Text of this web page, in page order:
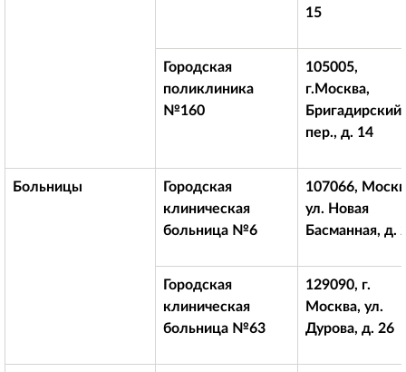
15
Городская
поликлиника
№160
105005,
г.Москва,
Бригадирский
пер., д. 14
Больницы
Городская
клиническая
больница №6
107066,
ул. Новая
Басманная, д.
Городская
клиническая
больница №63
129090, г.
Москва, ул.
Дурова, д. 26